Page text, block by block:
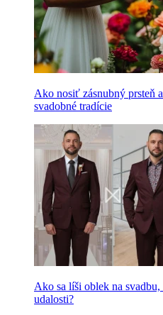
Ako nosiť zásnubný prsteň
svadobné tradície
Ako sa líši oblek na svadbu,
udalosti?